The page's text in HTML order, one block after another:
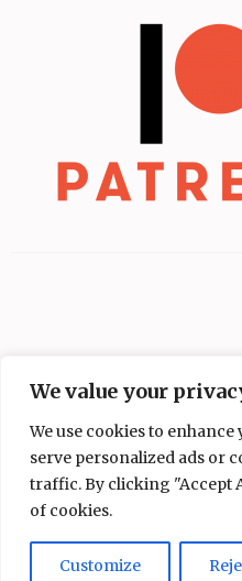
We value your
We use cookies to
serve personalized ads or
traffic. By clicking "Accept
of cookies.
Customize
Copyright © 2026
Diese Website benutzt
nutzt, gehen wir von